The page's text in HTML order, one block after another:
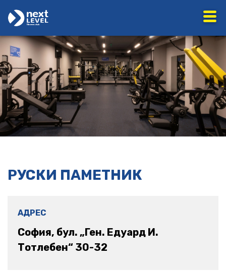
РУСКИ ПАМЕТНИК
АДРЕС
София, бул. „Ген. Едуард И.
Тотлебен“ 30-32